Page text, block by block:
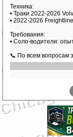
Техника:
• Траки 2022-2026
• 2022-2026
Требования:
• Соло-водители:
📞 По всем вопросам